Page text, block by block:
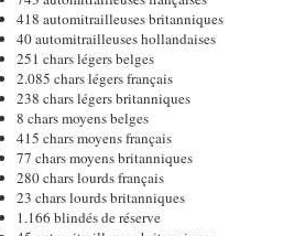
418 automitrailleuses britanniques
40 automitrailleuses hollandaises
251 chars légers belges
2.085 chars légers français
238 chars légers britanniques
8 chars moyens belges
415 chars moyens français
77 chars moyens britanniques
280 chars lourds français
23 chars lourds britanniques
1.166 blindés de réserve